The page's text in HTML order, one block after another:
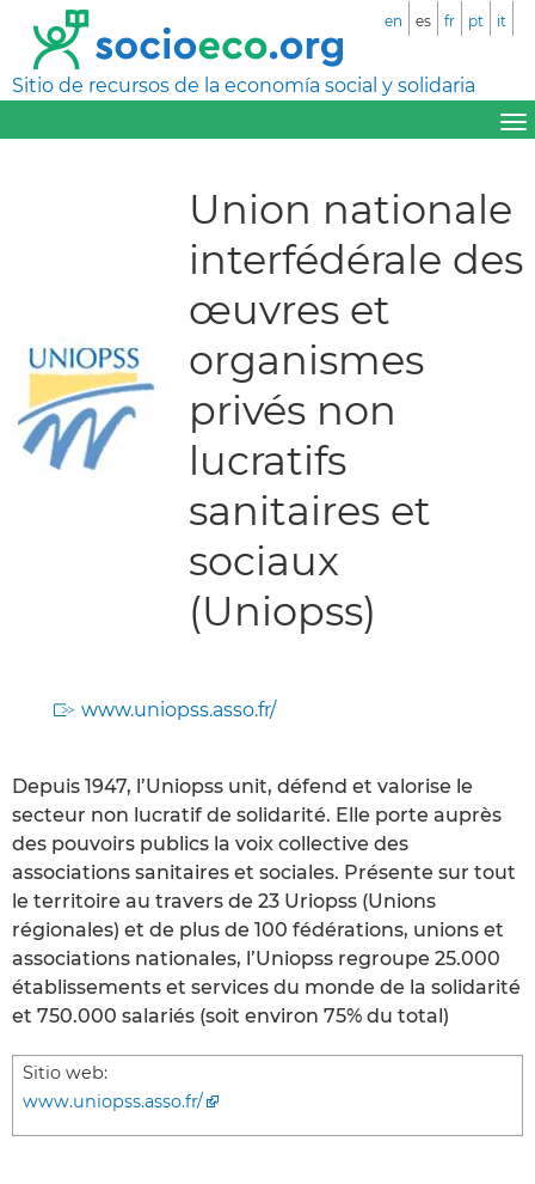
Sitio de recursos de la economía social y solidaria
en es fr pt it
Union nationale
interfédérale des
œuvres et
organismes
privés non
lucratifs
sanitaires et
sociaux
(Uniopss)
www.uniopss.asso.fr/
Depuis 1947, l’Uniopss unit, défend et valorise le
secteur non lucratif de solidarité. Elle porte auprès
des pouvoirs publics la voix collective des
associations sanitaires et sociales. Présente sur tout
le territoire au travers de 23 Uriopss (Unions
régionales) et de plus de 100 fédérations, unions et
associations nationales, l’Uniopss regroupe 25.000
établissements et services du monde de la solidarité
et 750.000 salariés (soit environ 75% du total)
Sitio web:
www.uniopss.asso.fr/